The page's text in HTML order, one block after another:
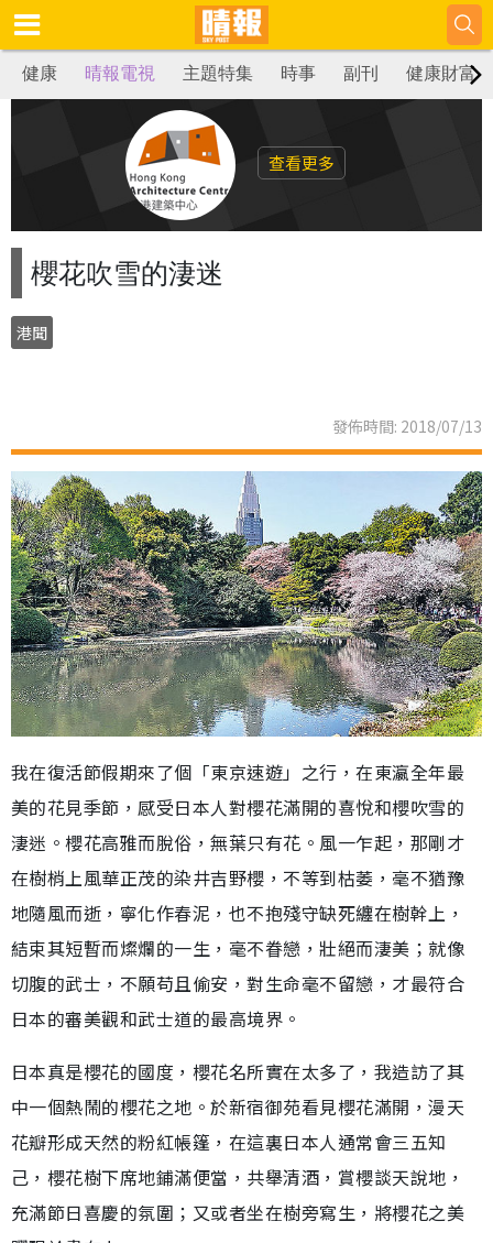
健康 晴報電視 主題特集 時事 副刊 健康財富
查看更多
櫻花吹雪的淒迷
港聞
發佈時間: 2018/07/13
我在復活節假期來了個「東京速遊」之行，在東瀛全年最
美的花見季節，感受日本人對櫻花滿開的喜悅和櫻吹雪的
淒迷。櫻花高雅而脫俗，無葉只有花。風一乍起，那剛才
在樹梢上風華正茂的染井吉野櫻，不等到枯萎，毫不猶豫
地隨風而逝，寧化作春泥，也不抱殘守缺死纏在樹幹上，
結束其短暫而燦爛的一生，毫不眷戀，壯絕而淒美；就像
切腹的武士，不願苟且偷安，對生命毫不留戀，才最符合
日本的審美觀和武士道的最高境界。
日本真是櫻花的國度，櫻花名所實在太多了，我造訪了其
中一個熱鬧的櫻花之地。於新宿御苑看見櫻花滿開，漫天
花瓣形成天然的粉紅帳篷，在這裏日本人通常會三五知
己，櫻花樹下席地鋪滿便當，共舉清酒，賞櫻談天說地，
充滿節日喜慶的氛圍；又或者坐在樹旁寫生，將櫻花之美